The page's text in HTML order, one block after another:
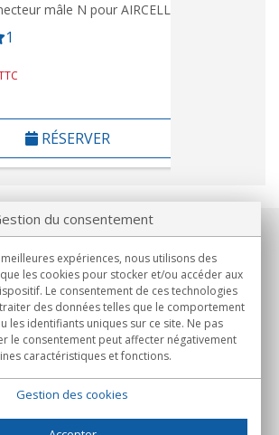
mâle N pour AIRCELL 7
1
RÉSERVER
du consentement
expériences, nous utilisons des
les cookies pour stocker et/ou accéder aux
Le consentement de ces technologies
des données telles que le comportement
les identifiants uniques sur ce site. Ne pas
le consentement peut affecter négativement
caractéristiques et fonctions.
Gestion des cookies